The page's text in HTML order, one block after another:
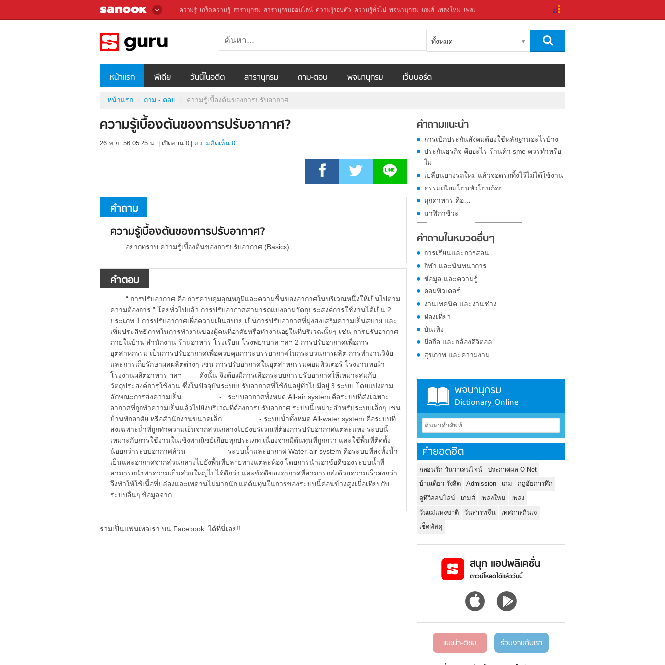
ความรู้ เกร็ดความรู้ สารานุกรม สารานุกรมออนไลน์ ความรู้รอบตัว ความรู้ทั่วไป พจนานุกรม เกมส์ เพลงใหม่ เพลง
ทั้งหมด
หน้าแรก พีเดีย วันนี้ในอดีต สารานุกรม ถาม-ตอบ พจนานุกรม เว็บบอร์ด
หน้าแรก ถาม - ตอบ ความรู้เบื้องต้นของการปรับอากาศ
ความรู้เบื้องต้นของการปรับอากาศ?
26 พ.ย. 56 05.25 น. เปิดอ่าน 0 ความคิดเห็น 0
คำถาม
ความรู้เบื้องต้นของการปรับอากาศ?
อยากทราบ ความรู้เบื้องต้นของการปรับอากาศ (Basics)
คำตอบ
“ การปรับอากาศ คือ การควบคุมอุณหภูมิและความชื้นของอากาศในบริเวณหนึ่งให้เป็นไปตาม
ความต้องการ ” โดยทั่วไปแล้ว การปรับอากาศสามารถแบ่งตามวัตถุประสงค์การใช้งานได้เป็น 2
ประเภท 1 การปรับอากาศเพื่อความเย็นสบาย เป็นการปรับอากาศที่มุ่งส่งเสริมความเย็นสบาย และ
เพิ่มประสิทธิภาพในการทำงานของผู้คนที่อาศัยหรือทำงานอยู่ในที่บริเวณนั้นๆ เช่น การปรับอากาศ
ภายในบ้าน สำนักงาน ร้านอาหาร โรงเรียน โรงพยาบาล ฯลฯ 2 การปรับอากาศเพื่อการ
อุตสาหกรรม เป็นการปรับอากาศเพื่อควบคุมภาวะบรรยากาศในกระบวนการผลิต การทำงานวิจัย
และการเก็บรักษาผลผลิตต่างๆ เช่น การปรับอากาศในอุตสาหกรรมคอมพิวเตอร์ โรงงานทอผ้า
โรงงานผลิตอาหาร ฯลฯ ดังนั้น จึงต้องมีการเลือกระบบการปรับอากาศให้เหมาะสมกับ
วัตถุประสงค์การใช้งาน ซึ่งในปัจจุบันระบบปรับอากาศที่ใช้กันอยู่ทั่วไปมีอยู่ 3 ระบบ โดยแบ่งตาม
ลักษณะการส่งความเย็น - ระบบอากาศทั้งหมด All-air system คือระบบที่ส่งเฉพาะ
อากาศที่ถูกทำความเย็นแล้วไปยังบริเวณที่ต้องการปรับอากาศ ระบบนี้เหมาะสำหรับระบบเล็กๆ เช่น
บ้านพักอาศัย หรือสำนักงานขนาดเล็ก - ระบบน้ำทั้งหมด All-water system คือระบบที่
ส่งเฉพาะน้ำที่ถูกทำความเย็นจากส่วนกลางไปยังบริเวณที่ต้องการปรับอากาศแต่ละแห่ง ระบบนี้
เหมาะกับการใช้งานในเชิงพาณิชย์เกือบทุกประเภท เนื่องจากมีต้นทุนที่ถูกกว่า และใช้พื้นที่ติดตั้ง
น้อยกว่าระบบอากาศล้วน - ระบบน้ำและอากาศ Water-air system คือระบบที่ส่งทั้งน้ำ
เย็นและอากาศจากส่วนกลางไปยังพื้นที่ปลายทางแต่ละห้อง โดยการนำเอาข้อดีของระบบน้ำที่
สามารถนำพาความเย็นส่วนใหญ่ไปได้ดีกว่า และข้อดีของอากาศที่สามารถส่งด้วยความเร็วสูงกว่า
จึงทำให้ใช้เนื้อที่ปล่องและเพดานไม่มากนัก แต่ต้นทุนในการของระบบนี้ค่อนข้างสูงเมื่อเทียบกับ
ระบบอื่นๆ ข้อมูลจาก
ร่วมเป็นแฟนเพจเรา บน Facebook..ได้ที่นี่เลย!!
คำถามแนะนำ
การเบิกประกันสังคมต้องใช้หลักฐานอะไรบ้าง
ประกันธุรกิจ คืออะไร ร้านค้า sme ควรทำหรือ
ไม่
เปลี่ยนยางรถใหม่ แล้วจอดรถทิ้งไว้ไม่ได้ใช้งาน
ธรรมเนียมโยนหัวโยนก้อย
มุกดาหาร คือ…
นาฬิกาชีวะ
คำถามในหมวดอื่นๆ
การเรียนและการสอน
กีฬา และนันทนาการ
ข้อมูล และความรู้
คอมพิวเตอร์
งานเทคนิค และงานช่าง
ท่องเที่ยว
บันเทิง
มือถือ และกล้องดิจิตอล
สุขภาพ และความงาม
พจนานุกรม
Dictionary Online
คำยอดฮิต
กลอนรัก วันวาเลนไทน์
ประกาศผล O-Net
บ้านเดี่ยว รังสิต
Admission เกม
กฏอัยการศึก
ดูทีวีออนไลน์
เกมส์ เพลงใหม่
เพลง
วันแม่แห่งชาติ
วันสารทจีน
เทศกาลกินเจ
เช็คพัสดุ
สนุก แอปพลิเคชั่น
ดาวน์โหลดได้แล้ววันนี้
แนะนำ-ติชม ร่วมงานกับเรา